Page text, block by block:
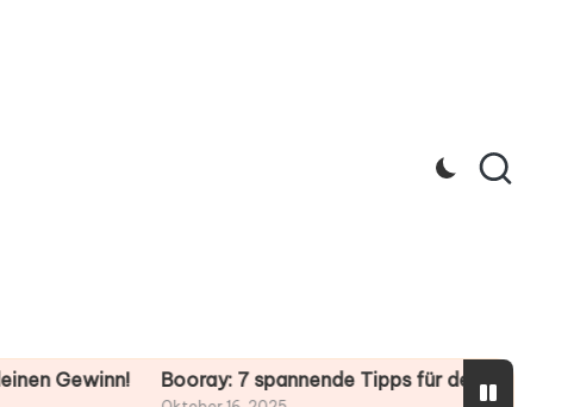
Booray: 7 spannende Tipps für dein nächstes Spiel!